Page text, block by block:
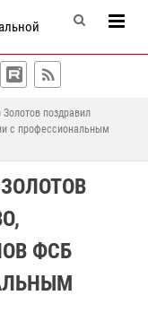
поздравил
с профессиональным
ФСБ